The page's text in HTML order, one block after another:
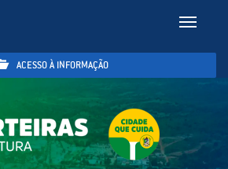
Toggle
ACESSO À INFORMAÇÃO